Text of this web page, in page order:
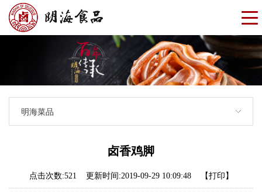
明海菜品
卤香鸡脚
点击次数:521 更新时间:2019-09-29 10:09:48 【打印】